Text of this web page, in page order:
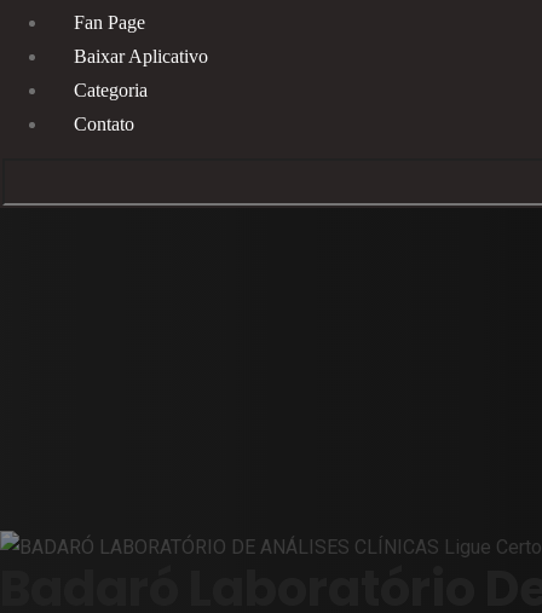
Fan Page
Baixar Aplicativo
Categoria
Contato